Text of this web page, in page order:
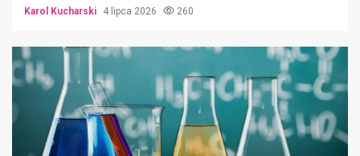
Karol Kucharski 4 lipca 2026 260